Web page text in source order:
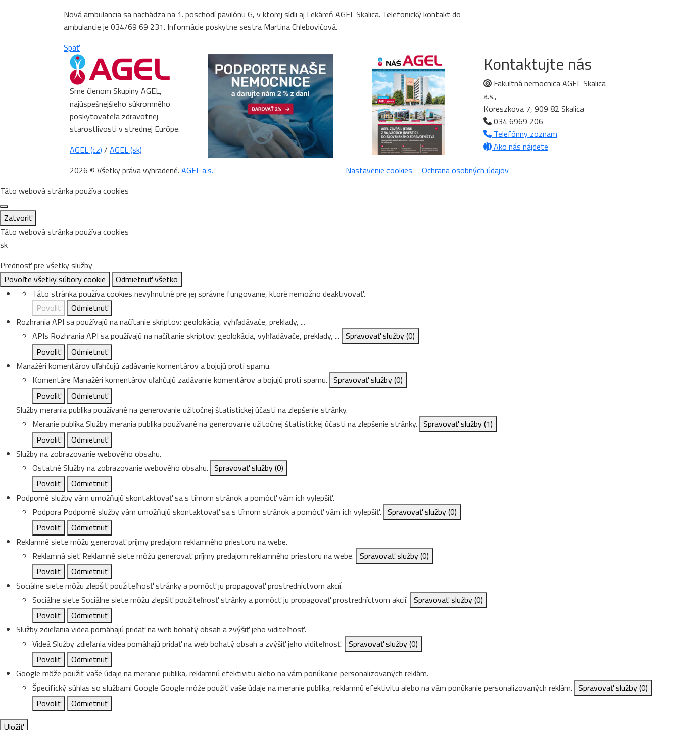
Nová ambulancia sa nachádza na 1. poschodí pavilónu G, v ktorej sídli aj Lekáreň AGEL Skalica. Telefonický kontakt do
ambulancie je 034/69 69 231. Informácie poskytne sestra Martina Chlebovičová.
Späť
Sme členom Skupiny AGEL,
najúspešnejšieho súkromného
poskytovateľa zdravotnej
starostlivosti v strednej Európe.
AGEL (cz) / AGEL (sk)
Kontaktujte nás
Fakultná nemocnica AGEL Skalica
a.s.,
Koreszkova 7, 909 82 Skalica
034 6969 206
Telefónny zoznam
Ako nás nájdete
2026 © Všetky práva vyhradené. AGEL a.s. Nastavenie cookies
Ochrana osobných údajov
Táto webová stránka používa cookies
Zatvoriť
Táto webová stránka používa cookies
sk
Prednosť pre všetky služby
Povoľte všetky súbory cookie
Odmietnuť všetko
Táto stránka používa cookies nevyhnutné pre jej správne fungovanie, ktoré nemožno deaktivovať.
Povoliť
Odmietnuť
Rozhrania API sa používajú na načítanie skriptov: geolokácia, vyhľadávače, preklady, ...
APIs Rozhrania API sa používajú na načítanie skriptov: geolokácia, vyhľadávače, preklady, ... Spravovať služby(0)
Povoliť
Odmietnuť
Manažéri komentárov uľahčujú zadávanie komentárov a bojujú proti spamu.
Komentáre Manažéri komentárov uľahčujú zadávanie komentárov a bojujú proti spamu. Spravovať služby(0)
Povoliť
Odmietnuť
Služby merania publika používané na generovanie užitočnej štatistickej účasti na zlepšenie stránky.
Meranie publikaSlužby merania publika používané na generovanie užitočnej štatistickej účasti na zlepšenie stránky. Spravovať služby(1)
Povoliť
Odmietnuť
Služby na zobrazovanie webového obsahu.
Ostatné Služby na zobrazovanie webového obsahu. Spravovať služby(0)
Povoliť
Odmietnuť
Podporné služby vám umožňujú skontaktovať sa s tímom stránok a pomôcť vám ich vylepšiť.
Podpora Podporné služby vám umožňujú skontaktovať sa s tímom stránok a pomôcť vám ich vylepšiť. Spravovať služby(0)
Povoliť
Odmietnuť
Reklamné siete môžu generovať príjmy predajom reklamného priestoru na webe.
Reklamná sieť Reklamné siete môžu generovať príjmy predajom reklamného priestoru na webe. Spravovať služby(0)
Povoliť
Odmietnuť
Sociálne siete môžu zlepšiť použiteľnosť stránky a pomôcť ju propagovať prostredníctvom akcií.
Sociálne siete Sociálne siete môžu zlepšiť použiteľnosť stránky a pomôcť ju propagovať prostredníctvom akcií. Spravovať služby(0)
Povoliť
Odmietnuť
Služby zdieľania videa pomáhajú pridať na web bohatý obsah a zvýšiť jeho viditeľnosť.
VideáSlužby zdieľania videa pomáhajú pridať na web bohatý obsah a zvýšiť jeho viditeľnosť. Spravovať služby(0)
Povoliť
Odmietnuť
Google môže použiť vaše údaje na meranie publika, reklamnú efektivitu alebo na vám ponúkanie personalizovaných reklám.
Špecifický súhlas so službami Google Google môže použiť vaše údaje na meranie publika, reklamnú efektivitu alebo na vám ponúkanie personalizovaných reklám. Spravovať služby(0)
Povoliť
Odmietnuť
Uložiť